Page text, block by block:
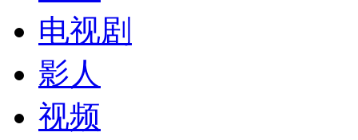
电视剧
影人
视频